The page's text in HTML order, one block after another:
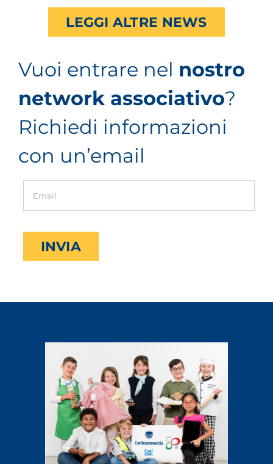
LEGGI ALTRE NEWS
Vuoi entrare nel nostro
network associativo?
Richiedi informazioni
con un’email